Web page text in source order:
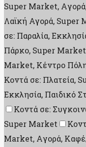
Super Market,
Λαϊκή Αγορά, Super
σε: Παραλία,
Πάρκο, Super Market
Market, Κέντρο
Κοντά σε: Πλατεία,
Εκκλησία, Παιδικό
Κοντά σε:
Super Market
Market, Aγορά,